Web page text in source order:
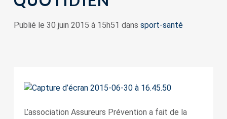
Publié le 30 juin 2015 à 15h51 dans sport-santé
L’association Assureurs Prévention a fait de la